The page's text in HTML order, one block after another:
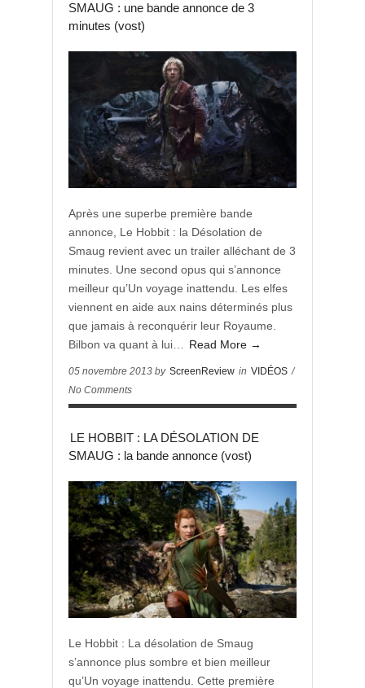
SMAUG : une bande annonce de 3
minutes (vost)
Après une superbe première bande
annonce, Le Hobbit : la Désolation de
Smaug revient avec un trailer alléchant de 3
minutes. Une second opus qui s’annonce
meilleur qu’Un voyage inattendu. Les elfes
viennent en aide aux nains déterminés plus
que jamais à reconquérir leur Royaume.
Bilbon va quant à lui…
Read More →
05 novembre 2013 by ScreenReview in VIDÉOS /
No Comments
LE HOBBIT : LA DÉSOLATION DE
SMAUG : la bande annonce (vost)
Le Hobbit : La désolation de Smaug
s’annonce plus sombre et bien meilleur
qu’Un voyage inattendu. Cette première